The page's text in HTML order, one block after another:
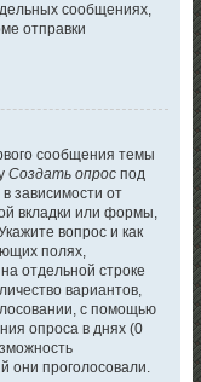
сообщениях,
отправки
сообщения темы
Создать опрос под
зависимости от
вкладки или формы,
вопрос и как
полях,
отдельной строке
вариантов,
с помощью
опроса в днях (0
они проголосовали.